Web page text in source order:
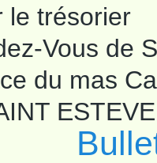
le trésorier
Vous de
du mas
ESTEVE